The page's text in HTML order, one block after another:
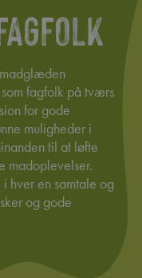
fagfolk på tværs
for gode
muligheder i
til at løfte
madoplevelser.
hver en samtale og
og gode